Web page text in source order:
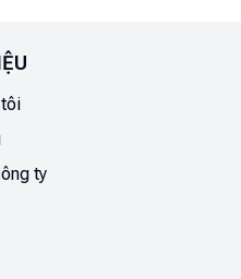
tại nhà - Điện Máy
các thiết bị thiết yếu
tạo cảm giác thoải mái.
khỏi hư hỏng trong quá
sửa
ty